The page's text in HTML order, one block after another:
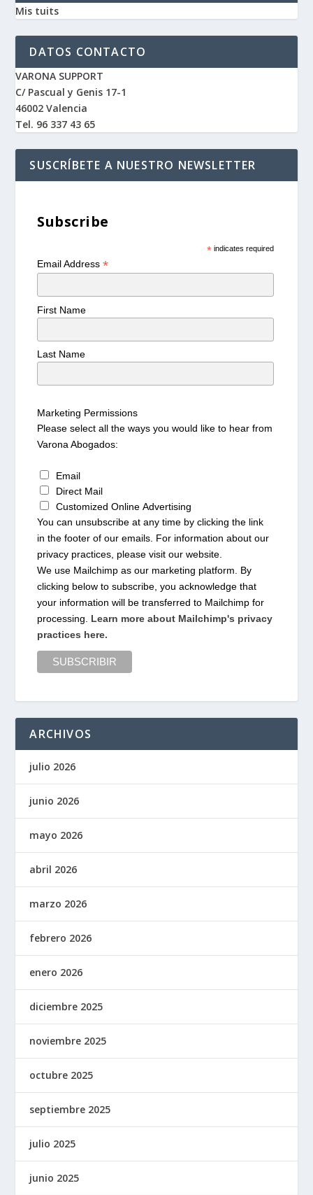
Mis tuits
DATOS CONTACTO
VARONA SUPPORT
C/ Pascual y Genis 17-1
46002 Valencia
Tel. 96 337 43 65
SUSCRÍBETE A NUESTRO NEWSLETTER
Subscribe
*indicates required
Email Address*
First Name
Last Name
Marketing Permissions
Please select all the ways you would like to hear from
Varona Abogados:
Email
Direct Mail
Customized Online Advertising
You can unsubscribe at any time by clicking the link
in the footer of our emails. For information about our
privacy practices, please visit our website.
We use Mailchimp as our marketing platform. By
clicking below to subscribe, you acknowledge that
your information will be transferred to Mailchimp for
processing. Learn more about Mailchimp's privacy
practices here.
ARCHIVOS
julio 2026
junio 2026
mayo 2026
abril 2026
marzo 2026
febrero 2026
enero 2026
diciembre 2025
noviembre 2025
octubre 2025
septiembre 2025
julio 2025
junio 2025